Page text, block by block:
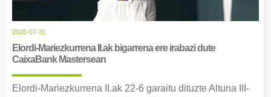
2026-07-31
Elordi-Mariezkurrena II.ak bigarrena ere irabazi dute
CaixaBank Mastersean
Elordi-Mariezkurrena II.ak 22-6 garaitu dituzte Altuna III-